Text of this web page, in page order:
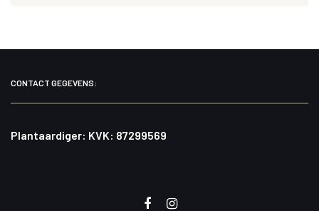
CONTACT GEGEVENS:
Plantaardiger: KVK: 87299569